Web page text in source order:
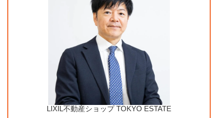
LIXIL不動産ショップ TOKYO ESTATE